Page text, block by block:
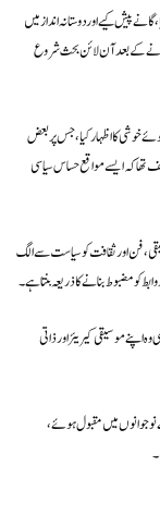
پیش کیے اور دوستانہ انداز میں
کے بعد آن لائن بحث شروع
خوشی کا اظہار کیا، جس پر بعض
کہ ایسے مواقع حساس سیاسی
فن اور ثقافت کو سیاست سے الگ
کو مضبوط بنانے کا ذریعہ بنتا ہے۔
موسیقی کیریئر اور ذاتی
میں مقبول ہوئے،